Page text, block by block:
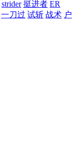
strider 挺进者 ER
一刀过 试斩 战术 户